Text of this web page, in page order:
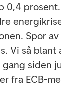
0,4
Spor
Vi så blant
siden
fra ECB-